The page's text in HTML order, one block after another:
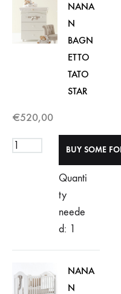
NANA
N
BAGN
ETTO
TATO
STAR
€520,00
Quanti
ty
neede
d: 1
NANA
N